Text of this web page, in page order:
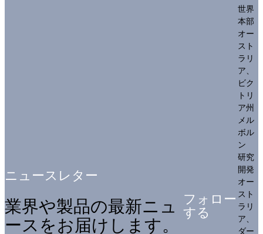
ニュースレター
業界や製品の最新ニュ
ースをお届けします。
フォロー
する
世界
本部
オー
スト
ラリ
ア、
ビク
トリ
ア州
メル
ボル
ン
研究
開発
オー
スト
ラリ
ア、
ダー